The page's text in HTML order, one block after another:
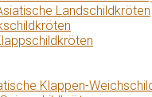
Landschildkröten
Klappen-